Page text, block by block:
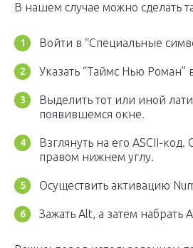
В нашем случае можно сделать
Войти в “Специальные
Указать “Таймс Нью Роман”
Выделить тот или иной
появившемся окне.
Взглянуть на его ASCII-
правом нижнем углу.
Осуществить активацию
Зажать Alt, а затем набрать